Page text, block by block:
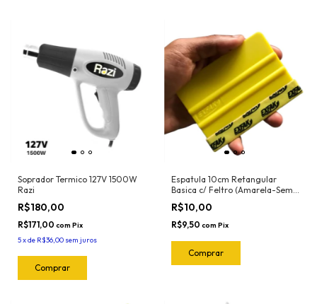
Soprador Termico 127V 1500W
Razi
R$180,00
R$171,00 com Pix
5xde R$36,00 sem juros
Espatula 10cm Retangular
Basica c/ Feltro (Amarela-Semi
Flexivel) 50-2032 Exfak
R$10,00
R$9,50 com Pix